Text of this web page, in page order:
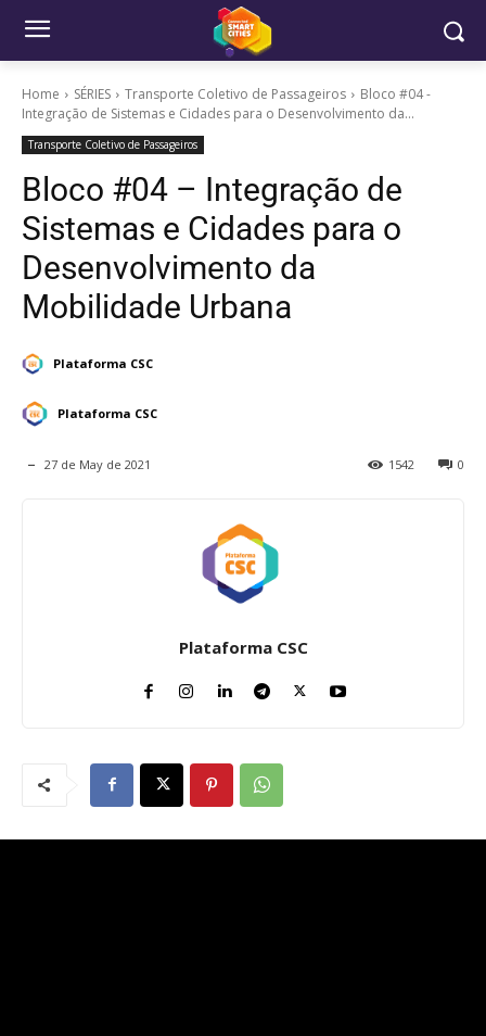
Home SÉRIES Transporte Coletivo de Passageiros
Bloco #04 -
Integração de Sistemas e Cidades para o Desenvolvimento da...
Transporte Coletivo de Passageiros
Bloco #04 – Integração de
Sistemas e Cidades para o
Desenvolvimento da
Mobilidade Urbana
Plataforma CSC
Plataforma CSC
27 de May de 2021 0
1542
Plataforma CSC